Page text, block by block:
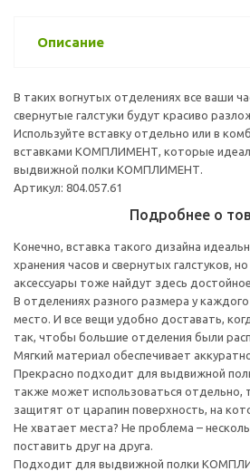
Описание
В таких вогнутых отделениях все ваши
свернутые галстуки будут красиво
Используйте вставку отдельно или в
вставками КОМПЛИМЕНТ, которые
выдвижной полки КОМПЛИМЕНТ.
Артикул: 804.057.61
Подробнее о
Конечно, вставка такого дизайна
хранения часов и свернутых галстуков,
аксессуары тоже найдут здесь
В отделениях разного размера у каждого
место. И все вещи удобно доставать,
так, чтобы большие отделения были
Мягкий материал обеспечивает
Прекрасно подходит для выдвижной
также может использоваться отдельно,
защитят от царапин поверхность, на
Не хватает места? Не проблема –
поставить друг на друга.
Подходит для выдвижной полки